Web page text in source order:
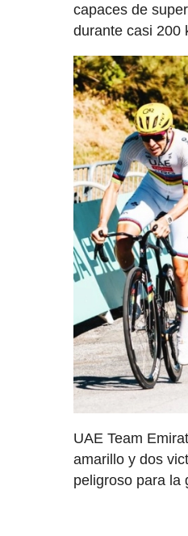
capaces de
durante casi 200
UAE Team
amarillo y dos
peligroso para la